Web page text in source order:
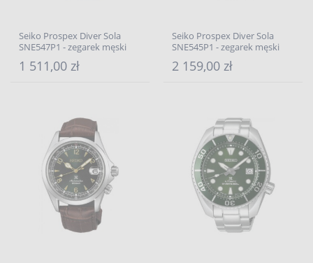
Seiko Prospex Diver Sola
SNE547P1 - zegarek męski
1 511,00 zł
Seiko Prospex Diver Sola
SNE545P1 - zegarek męski
2 159,00 zł